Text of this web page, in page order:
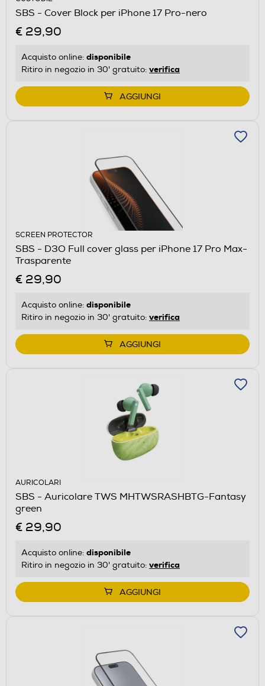
SBS - Cover Block per iPhone 17 Pro-nero
€ 29,90
Acquisto online: disponibile
Ritiro in negozio in 30' gratuito: verifica
AGGIUNGI
SCREEN PROTECTOR
SBS - D3O Full cover glass per iPhone 17 Pro Max-
Trasparente
€ 29,90
Acquisto online: disponibile
Ritiro in negozio in 30' gratuito: verifica
AGGIUNGI
AURICOLARI
SBS - Auricolare TWS MHTWSRASHBTG-Fantasy
green
€ 29,90
Acquisto online: disponibile
Ritiro in negozio in 30' gratuito: verifica
AGGIUNGI